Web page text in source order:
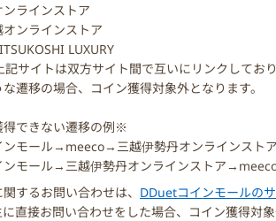
ラインストア
ンラインストア
LUXURY
サイトは双方サイト間で互いにリンクしてお
遷移の場合、コイン獲得対象外となります。
できない遷移の例※
ンモール→meeco→三越伊勢丹オンラインストア
ンモール→三越伊勢丹オンラインストア
するお問い合わせは、 DDuetコインモールの
直接お問い合わせをした場合、コイン獲得対